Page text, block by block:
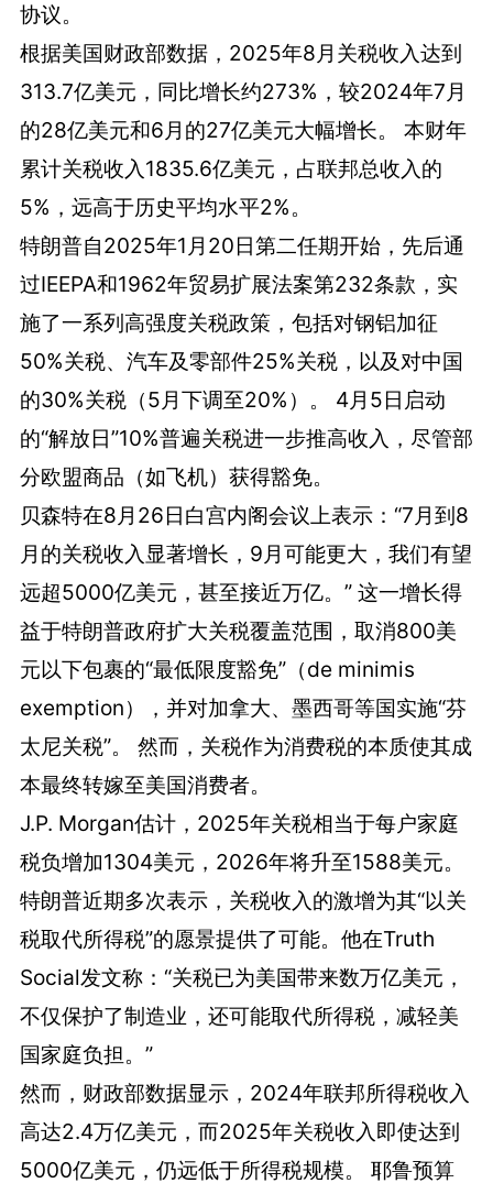
协议。
根据美国财政部数据，2025年8月关税收入达到
313.7亿美元，同比增长约273%，较2024年7月
的28亿美元和6月的27亿美元大幅增长。 本财年
累计关税收入1835.6亿美元，占联邦总收入的
5%，远高于历史平均水平2%。
特朗普自2025年1月20日第二任期开始，先后通
过IEEPA和1962年贸易扩展法案第232条款，实
施了一系列高强度关税政策，包括对钢铝加征
50%关税、汽车及零部件25%关税，以及对中国
的30%关税（5月下调至20%）。 4月5日启动
的“解放日”10%普遍关税进一步推高收入，尽管部
分欧盟商品（如飞机）获得豁免。
贝森特在8月26日白宫内阁会议上表示：“7月到8
月的关税收入显著增长，9月可能更大，我们有望
远超5000亿美元，甚至接近万亿。” 这一增长得
益于特朗普政府扩大关税覆盖范围，取消800美
元以下包裹的“最低限度豁免”（de minimis
exemption），并对加拿大、墨西哥等国实施“芬
太尼关税”。 然而，关税作为消费税的本质使其成
本最终转嫁至美国消费者。
J.P. Morgan估计，2025年关税相当于每户家庭
税负增加1304美元，2026年将升至1588美元。
特朗普近期多次表示，关税收入的激增为其“以关
税取代所得税”的愿景提供了可能。他在Truth
Social发文称：“关税已为美国带来数万亿美元，
不仅保护了制造业，还可能取代所得税，减轻美
国家庭负担。”
然而，财政部数据显示，2024年联邦所得税收入
高达2.4万亿美元，而2025年关税收入即使达到
5000亿美元，仍远低于所得税规模。 耶鲁预算